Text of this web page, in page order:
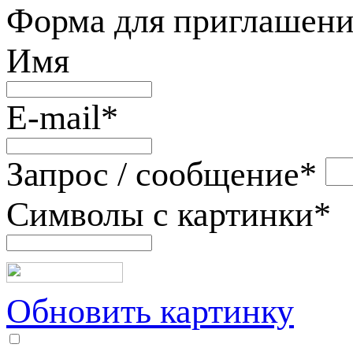
Форма для
Имя
E-mail*
Запрос / сообщение*
Символы с картинки*
Обновить картинку